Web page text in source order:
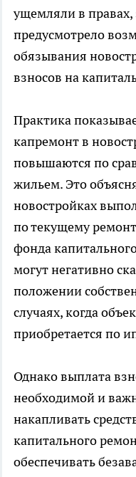
ущемляли в правах,
предусмотрело
обязывания
взносов на
Практика
капремонт в
повышаются по
жильем. Это
новостройках
по текущему
фонда
могут негативно
положении
случаях, когда
приобретается по
Однако выплата
необходимой и
накапливать
капитального
обеспечивать